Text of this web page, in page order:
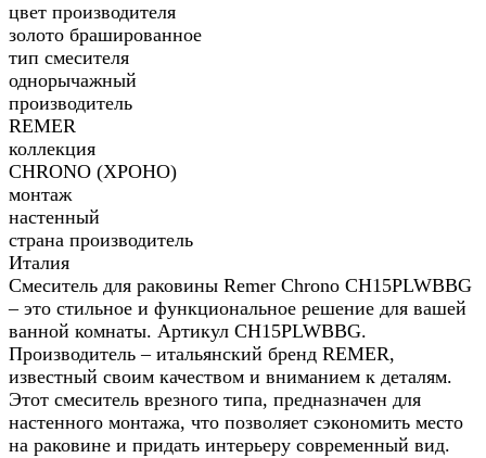
цвет производителя
золото брашированное
тип смесителя
однорычажный
производитель
REMER
коллекция
CHRONO (ХРОНО)
монтаж
настенный
страна производитель
Италия
Смеситель для раковины Remer Chrono CH15PLWBBG
– это стильное и функциональное решение для вашей
ванной комнаты. Артикул CH15PLWBBG.
Производитель – итальянский бренд REMER,
известный своим качеством и вниманием к деталям.
Этот смеситель врезного типа, предназначен для
настенного монтажа, что позволяет сэкономить место
на раковине и придать интерьеру современный вид.